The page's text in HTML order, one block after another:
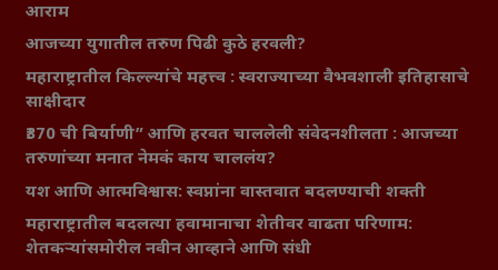
आराम
आजच्या युगातील तरुण पिढी कुठे हरवली?
महाराष्ट्रातील किल्ल्यांचे महत्त्व : स्वराज्याच्या वैभवशाली इतिहासाचे
साक्षीदार
₹370 ची बिर्याणी” आणि हरवत चाललेली संवेदनशीलता : आजच्या
तरुणांच्या मनात नेमकं काय चाललंय?
यश आणि आत्मविश्वास: स्वप्नांना वास्तवात बदलण्याची शक्ती
महाराष्ट्रातील बदलत्या हवामानाचा शेतीवर वाढता परिणाम:
शेतकऱ्यांसमोरील नवीन आव्हाने आणि संधी